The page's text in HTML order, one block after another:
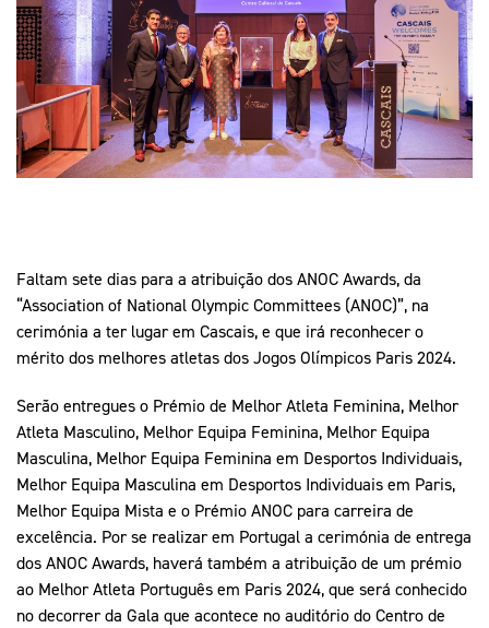
Marketing
Media
Documentos
Contactos
Educação Olímpica
Equipa Portugal
Educação
Equipa Portugal
Arquivo Histórico
Educação Olímpica
Equipa Portugal
Faltam sete dias para a atribuição dos ANOC Awards, da
“Association of National Olympic Committees (ANOC)”, na
cerimónia a ter lugar em Cascais, e que irá reconhecer o
mérito dos melhores atletas dos Jogos Olímpicos Paris 2024.
Serão entregues o Prémio de Melhor Atleta Feminina, Melhor
Atleta Masculino, Melhor Equipa Feminina, Melhor Equipa
Masculina, Melhor Equipa Feminina em Desportos Individuais,
Melhor Equipa Masculina em Desportos Individuais em Paris,
Melhor Equipa Mista e o Prémio ANOC para carreira de
excelência. Por se realizar em Portugal a cerimónia de entrega
dos ANOC Awards, haverá também a atribuição de um prémio
ao Melhor Atleta Português em Paris 2024, que será conhecido
no decorrer da Gala que acontece no auditório do Centro de